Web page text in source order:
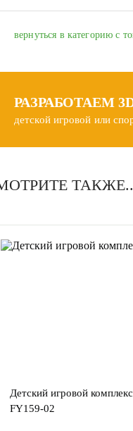
вернуться в категорию с
РАЗРАБОТАЕМ
детской игровой или
Детский игровой комплекс
FY159-02